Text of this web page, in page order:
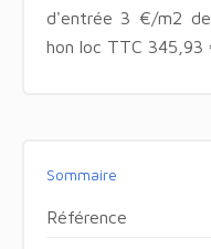
d'entrée 3 €/m2
hon loc TTC 345,93
Sommaire
Référence